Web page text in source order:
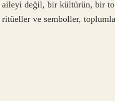
aileyi değil, bir kültürün, bir
ve semboller,